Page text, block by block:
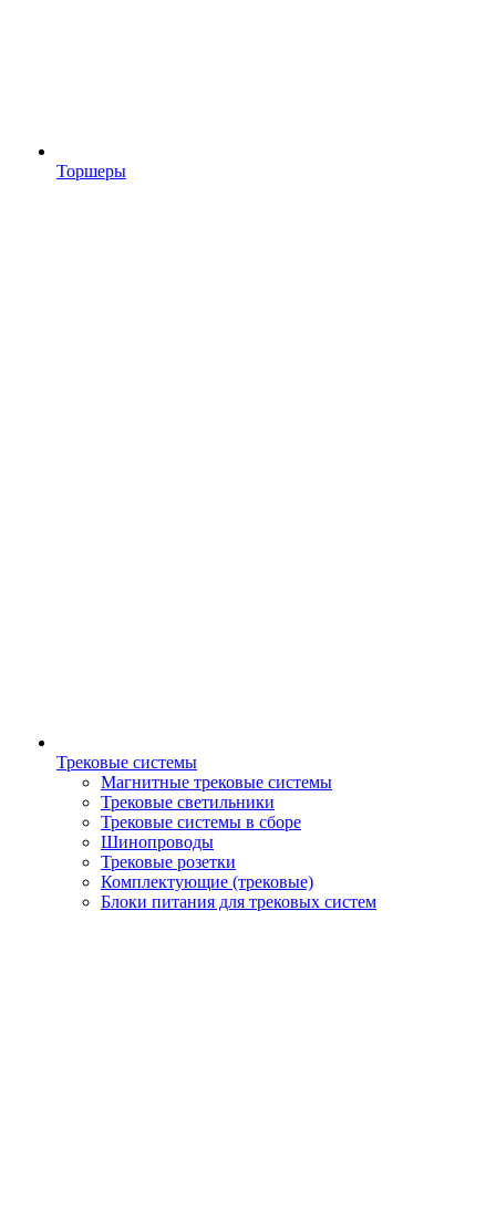
Торшеры
Трековые системы
Магнитные трековые системы
Трековые светильники
Трековые системы в сборе
Шинопроводы
Трековые розетки
Комплектующие (трековые)
Блоки питания для трековых систем